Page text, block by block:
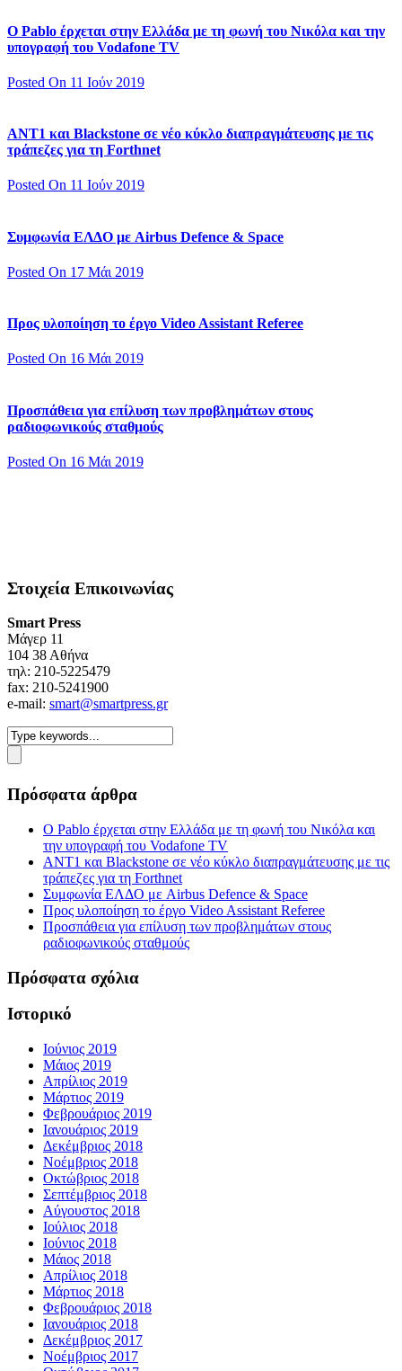
Ο Pablo έρχεται στην Ελλάδα με τη φωνή του Νικόλα και την
υπογραφή του Vodafone TV
Posted On 11 Ιούν 2019
ΑΝΤ1 και Blackstone σε νέο κύκλο διαπραγμάτευσης με τις
τράπεζες για τη Forthnet
Posted On 11 Ιούν 2019
Συμφωνία ΕΛΔΟ με Airbus Defence & Space
Posted On 17 Μάι 2019
Προς υλοποίηση το έργο Video Assistant Referee
Posted On 16 Μάι 2019
Προσπάθεια για επίλυση των προβλημάτων στους
ραδιοφωνικούς σταθμούς
Posted On 16 Μάι 2019
Στοιχεία Επικοινωνίας
Smart Press
Mάγερ 11
104 38 Αθήνα
τηλ: 210-5225479
fax: 210-5241900
e-mail: smart@smartpress.gr
Πρόσφατα άρθρα
Ο Pablo έρχεται στην Ελλάδα με τη φωνή του Νικόλα και
την υπογραφή του Vodafone TV
ΑΝΤ1 και Blackstone σε νέο κύκλο διαπραγμάτευσης με τις
τράπεζες για τη Forthnet
Συμφωνία ΕΛΔΟ με Airbus Defence & Space
Προς υλοποίηση το έργο Video Assistant Referee
Προσπάθεια για επίλυση των προβλημάτων στους
ραδιοφωνικούς σταθμούς
Πρόσφατα σχόλια
Ιστορικό
Ιούνιος 2019
Μάιος 2019
Απρίλιος 2019
Μάρτιος 2019
Φεβρουάριος 2019
Ιανουάριος 2019
Δεκέμβριος 2018
Νοέμβριος 2018
Οκτώβριος 2018
Σεπτέμβριος 2018
Αύγουστος 2018
Ιούλιος 2018
Ιούνιος 2018
Μάιος 2018
Απρίλιος 2018
Μάρτιος 2018
Φεβρουάριος 2018
Ιανουάριος 2018
Δεκέμβριος 2017
Νοέμβριος 2017